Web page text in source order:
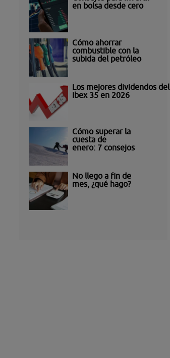
en bolsa desde cero
Cómo ahorrar
combustible con la
subida del petróleo
Los mejores dividendos del
Ibex 35 en 2026
Cómo superar la
cuesta de
enero: 7 consejos
No llego a fin de
mes, ¿qué hago?